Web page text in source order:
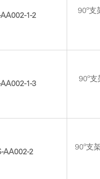
AA002-1-2
90º支
AA002-1-3
90º
AA002-2
90º支